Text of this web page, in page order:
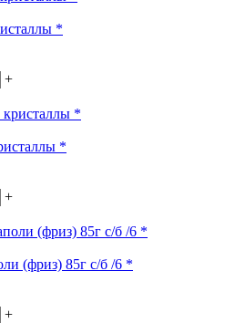
*
+
*
+
(фриз) 85г с/б /6 *
+